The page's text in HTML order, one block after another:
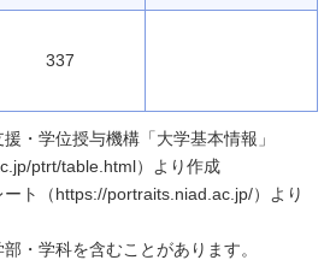
337
・学位授与機構「大学基本情報」
ptrt/table.html）より作成
ト（https://portraits.niad.ac.jp/）より
・学科を含むことがあります。